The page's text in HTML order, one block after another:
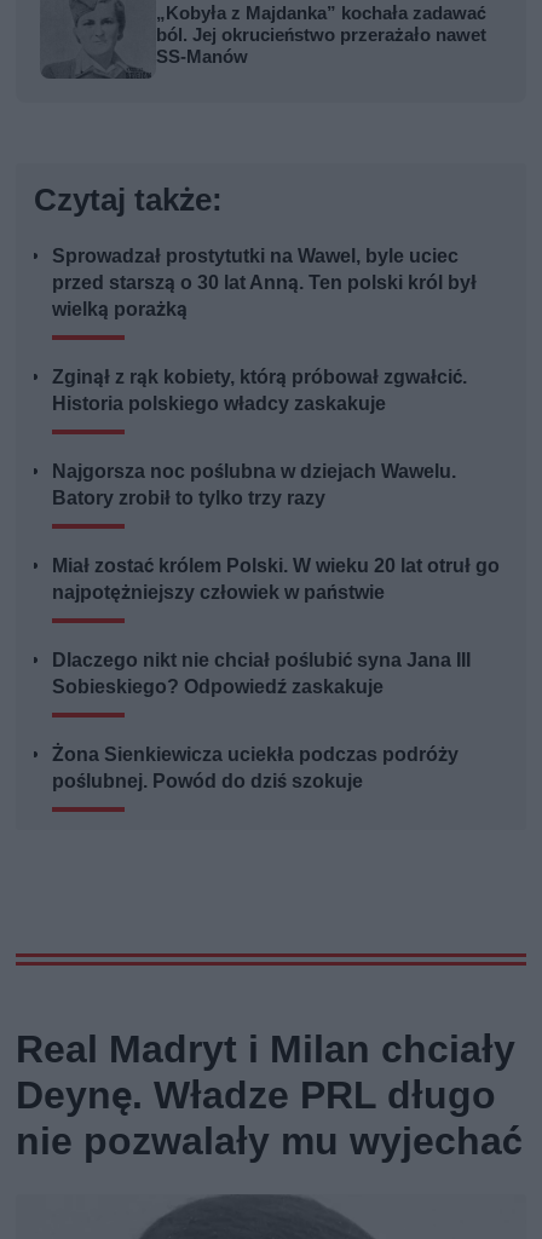
„Kobyła z Majdanka” kochała zadawać
ból. Jej okrucieństwo przerażało nawet
SS-Manów
Czytaj także:
Sprowadzał prostytutki na Wawel, byle uciec
przed starszą o 30 lat Anną. Ten polski król był
wielką porażką
Zginął z rąk kobiety, którą próbował zgwałcić.
Historia polskiego władcy zaskakuje
Najgorsza noc poślubna w dziejach Wawelu.
Batory zrobił to tylko trzy razy
Miał zostać królem Polski. W wieku 20 lat otruł go
najpotężniejszy człowiek w państwie
Dlaczego nikt nie chciał poślubić syna Jana III
Sobieskiego? Odpowiedź zaskakuje
Żona Sienkiewicza uciekła podczas podróży
poślubnej. Powód do dziś szokuje
Real Madryt i Milan chciały
Deynę. Władze PRL długo
nie pozwalały mu wyjechać